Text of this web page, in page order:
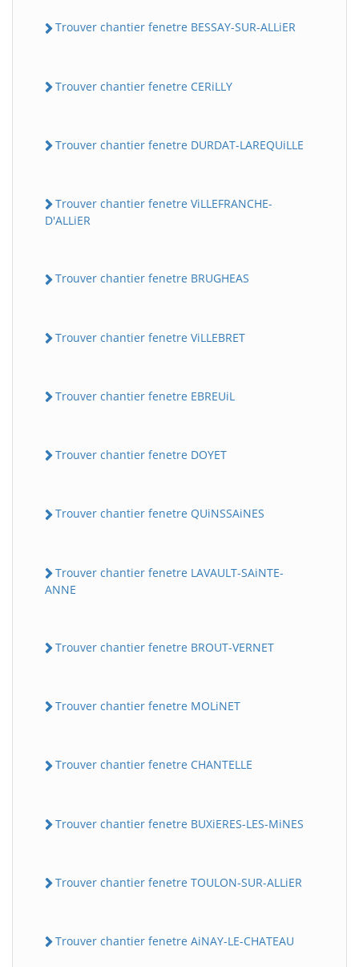
Trouver chantier fenetre BESSAY-SUR-ALLiER
Trouver chantier fenetre CERiLLY
Trouver chantier fenetre DURDAT-LAREQUiLLE
Trouver chantier fenetre ViLLEFRANCHE-
D'ALLiER
Trouver chantier fenetre BRUGHEAS
Trouver chantier fenetre ViLLEBRET
Trouver chantier fenetre EBREUiL
Trouver chantier fenetre DOYET
Trouver chantier fenetre QUiNSSAiNES
Trouver chantier fenetre LAVAULT-SAiNTE-
ANNE
Trouver chantier fenetre BROUT-VERNET
Trouver chantier fenetre MOLiNET
Trouver chantier fenetre CHANTELLE
Trouver chantier fenetre BUXiERES-LES-MiNES
Trouver chantier fenetre TOULON-SUR-ALLiER
Trouver chantier fenetre AiNAY-LE-CHATEAU